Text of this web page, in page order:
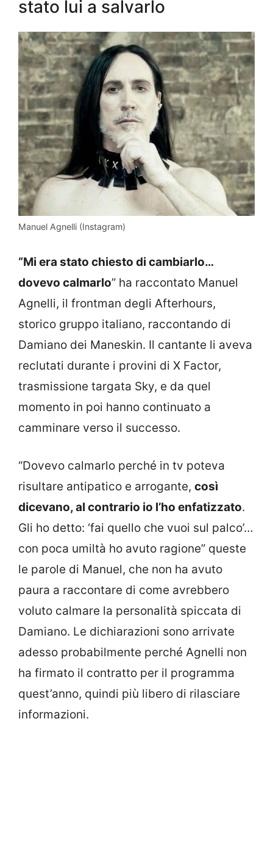
stato lui a salvarlo
Manuel Agnelli (Instagram)
“Mi era stato chiesto di cambiarlo…
dovevo calmarlo” ha raccontato Manuel
Agnelli, il frontman degli Afterhours,
storico gruppo italiano, raccontando di
Damiano dei Maneskin. Il cantante li aveva
reclutati durante i provini di X Factor,
trasmissione targata Sky, e da quel
momento in poi hanno continuato a
camminare verso il successo.
“Dovevo calmarlo perché in tv poteva
risultare antipatico e arrogante, così
dicevano, al contrario io l’ho enfatizzato.
Gli ho detto: ‘fai quello che vuoi sul palco’…
con poca umiltà ho avuto ragione” queste
le parole di Manuel, che non ha avuto
paura a raccontare di come avrebbero
voluto calmare la personalità spiccata di
Damiano. Le dichiarazioni sono arrivate
adesso probabilmente perché Agnelli non
ha firmato il contratto per il programma
quest’anno, quindi più libero di rilasciare
informazioni.